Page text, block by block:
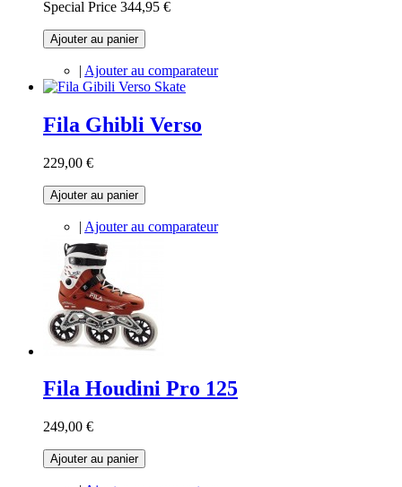
Special Price 344,95 €
Ajouter au panier
| Ajouter au comparateur
Fila Ghibli Verso
229,00 €
Ajouter au panier
| Ajouter au comparateur
Fila Houdini Pro 125
249,00 €
Ajouter au panier